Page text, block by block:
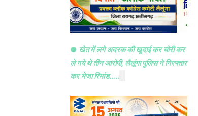
● खेत में लगे अदरक की खुदाई कर चोरी कर
ले गये थे तीन आरोपी, लैलूंगा पुलिस ने गिरफ्तार
कर भेजा रिमांड…..